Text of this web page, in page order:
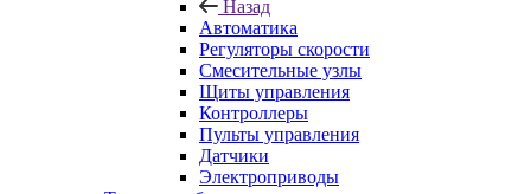
Назад
Автоматика
Регуляторы скорости
Смесительные узлы
Щиты управления
Контроллеры
Пульты управления
Датчики
Электроприводы